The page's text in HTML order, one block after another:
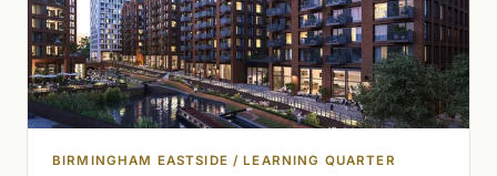
BIRMINGHAM EASTSIDE / LEARNING QUARTER